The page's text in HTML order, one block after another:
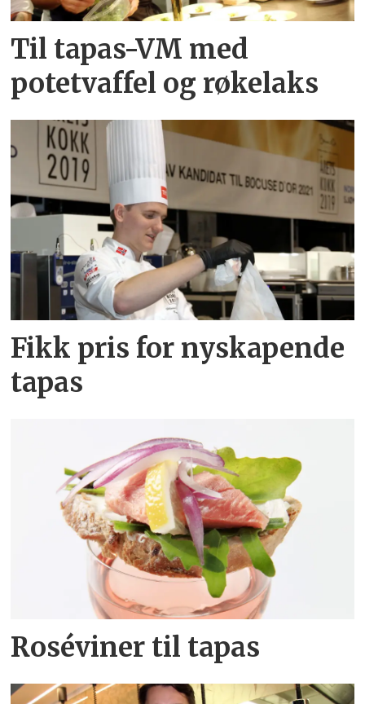
Til tapas-VM med
potetvaffel og røkelaks
Fikk pris for nyskapende
tapas
Roséviner til tapas